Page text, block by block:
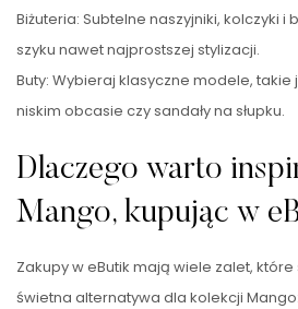
Biżuteria: Subtelne naszyjniki, kolczyki
szyku nawet najprostszej stylizacji.
Buty: Wybieraj klasyczne modele, takie
niskim obcasie czy sandały na słupku.
Dlaczego warto
Mango, kupując w
Zakupy w eButik mają wiele zalet,
świetna alternatywa dla kolekcji Mango: